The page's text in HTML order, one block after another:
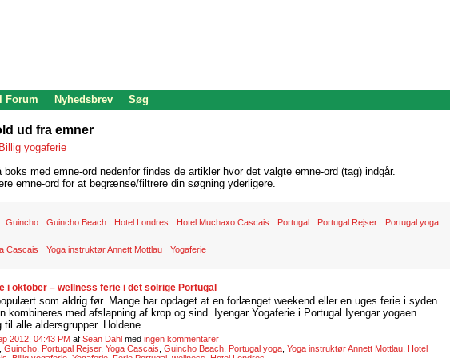
Forum Nyhedsbrev Søg
ud fra emner
Billig yogaferie
boks med emne-ord nedenfor findes de artikler hvor det valgte emne-ord (tag) indgår.
emne-ord for at begrænse/filtrere din søgning yderligere.
Guincho Guincho Beach Hotel Londres Hotel Muchaxo Cascais Portugal Portugal Rejser Portugal yoga
Cascais Yoga instruktør Annett Mottlau Yogaferie
i oktober – wellness ferie i det solrige Portugal
som aldrig før. Mange har opdaget at en forlænget weekend eller en uges ferie i syden
kombineres med afslapning af krop og sind. Iyengar Yogaferie i Portugal Iyengar yogaen
til alle aldersgrupper. Holdene...
2012, 04:43 PM af Sean Dahl med ingen kommentarer
Guincho Portugal Rejser, Yoga Cascais Guincho Beach Portugal yoga Yoga instruktør Annett Mottlau Hotel